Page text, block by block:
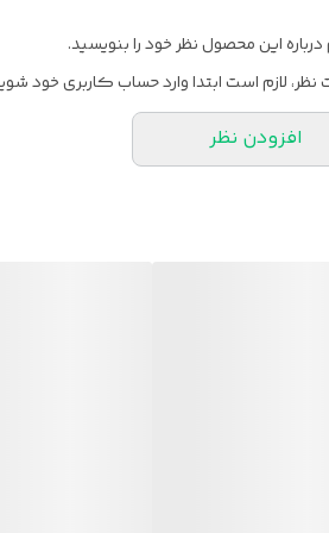
این محصول نظر خود را بنویسید.
نظر، لازم است ابتدا وارد حساب کاربری خود
افزودن نظر